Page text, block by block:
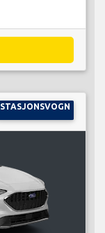
STASJONSVOGN